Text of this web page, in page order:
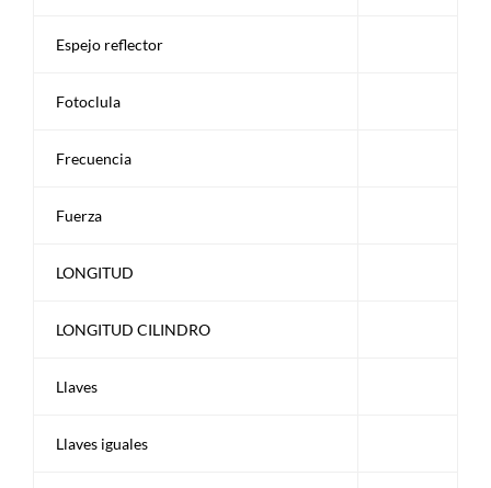
Espejo reflector
Fotoclula
Frecuencia
Fuerza
LONGITUD
LONGITUD CILINDRO
Llaves
Llaves iguales